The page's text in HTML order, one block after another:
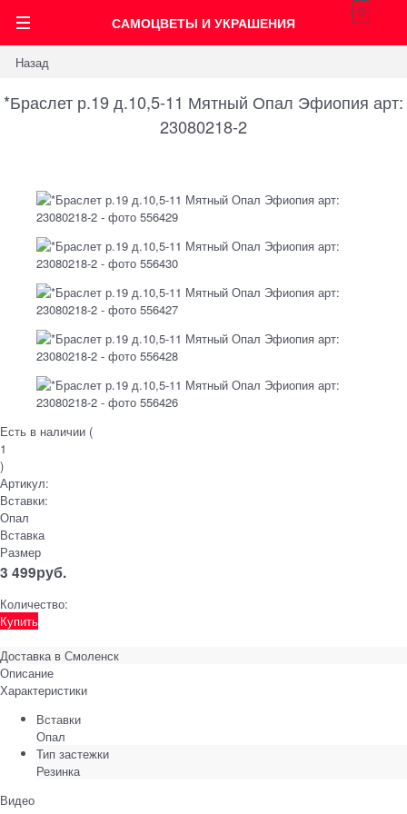
САМОЦВЕТЫ И УКРАШЕНИЯ
0
Назад
*Браслет р.19 д.10,5-11 Мятный Опал Эфиопия арт:
23080218-2
Есть в наличии (
1
)
Артикул:
Вставки:
Опал
Вставка
Размер
3 499руб.
Количество:
Купить
Доставка в Смоленск
Описание
Характеристики
Вставки
Опал
Тип застежки
Резинка
Видео